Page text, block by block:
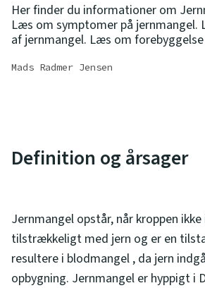
Her finder du informationer om
Læs om symptomer på jernmangel.
af jernmangel. Læs om
Mads Radmer Jensen
Definition og årsager
Jernmangel opstår, når kroppen
tilstrækkeligt med jern og er en
resultere i blodmangel , da jern
opbygning. Jernmangel er hyppigt i